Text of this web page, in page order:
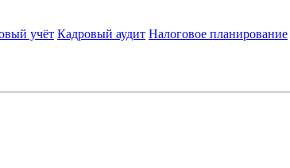
учёт Кадровый аудит Налоговое планирование